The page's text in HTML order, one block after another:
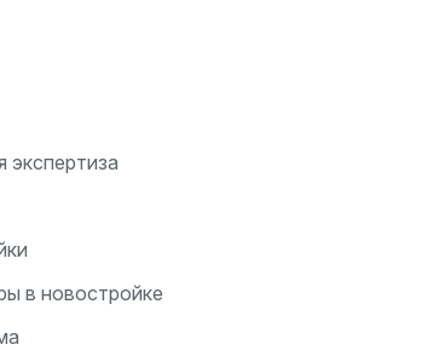
экспертиза
в новостройке